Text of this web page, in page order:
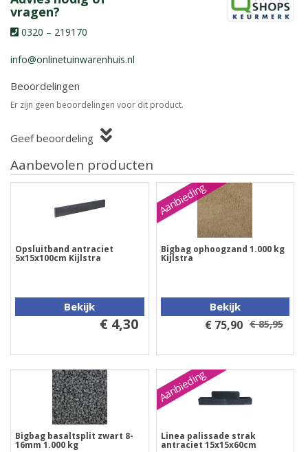
vragen?
0320 – 219170
info@onlinetuinwarenhuis.nl
Beoordelingen
Er zijn geen beoordelingen voor dit product.
Geef beoordeling
Aanbevolen producten
Opsluitband antraciet
5x15x100cm Kijlstra
Bekijk
€ 4,30
Aanbieding
Bigbag ophoogzand 1.000 kg
Kijlstra
Bekijk
€ 75,90 € 85,95
Bigbag basaltsplit zwart 8-
16mm 1.000 kg
Aanbieding
Linea palissade strak
antraciet 15x15x60cm